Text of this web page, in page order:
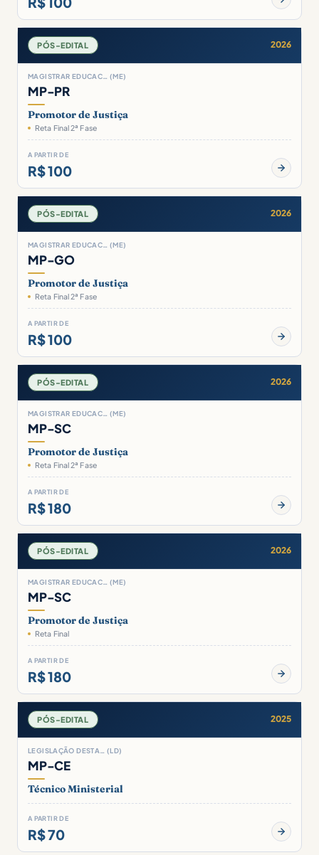
PÓS-EDITAL 2026
MAGISTRAR EDUCAC… (ME)
MP-PR
Promotor de Justiça
Reta Final 2ª Fase
A PARTIR DE
R$ 100
PÓS-EDITAL 2026
MAGISTRAR EDUCAC… (ME)
MP-GO
Promotor de Justiça
Reta Final 2ª Fase
A PARTIR DE
R$ 100
PÓS-EDITAL 2026
MAGISTRAR EDUCAC… (ME)
MP-SC
Promotor de Justiça
Reta Final 2ª Fase
A PARTIR DE
R$ 180
PÓS-EDITAL 2026
MAGISTRAR EDUCAC… (ME)
MP-SC
Promotor de Justiça
Reta Final
A PARTIR DE
R$ 180
PÓS-EDITAL 2025
LEGISLAÇÃO DESTA… (LD)
MP-CE
Técnico Ministerial
A PARTIR DE
R$ 70